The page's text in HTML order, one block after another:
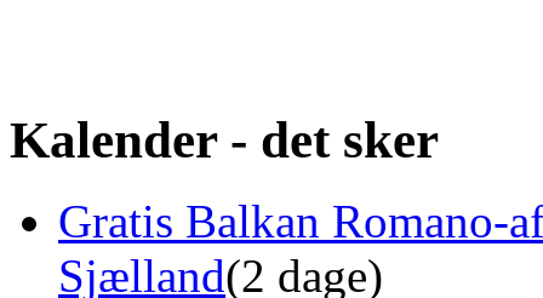
Kalender - det sker
Gratis Balkan Romano-
Sjælland(2 dage)